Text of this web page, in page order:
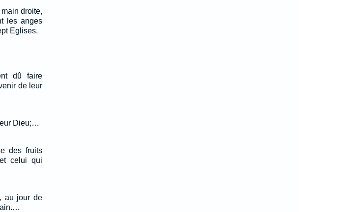
droite,
les anges
Eglises.
dû faire
de leur
Dieu;…
des fruits
celui qui
au jour de